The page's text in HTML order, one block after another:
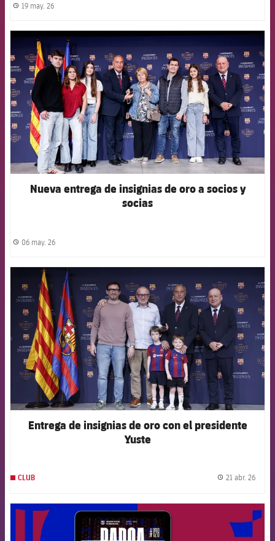
label.share.clock
19 may. 26
FCB Barcelona badge
Nueva entrega de insignias de oro a socios y
socias
label.share.clock
06 may. 26
Entrega de insignias de oro con el presidente
Yuste
CLUB 21 abr. 26
FCB Barcelona badge